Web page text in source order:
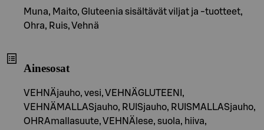
Muna, Maito, Gluteenia sisältävät viljat ja -tuotteet,
Ohra, Ruis, Vehnä
Ainesosat
VEHNÄjauho, vesi, VEHNÄGLUTEENI,
VEHNÄMALLASjauho, RUISjauho, RUISMALLASjauho,
OHRAmallasuute, VEHNÄlese, suola, hiiva,